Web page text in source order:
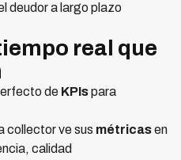
deudor a largo plazo
real que
de KPIspara
collector ve sus métricasen
calidad